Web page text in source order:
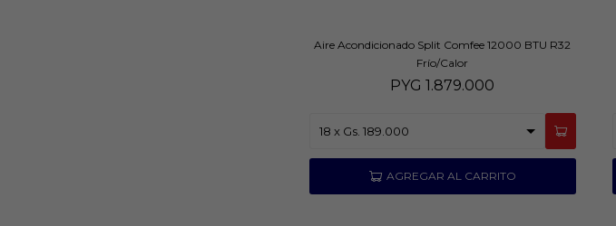
Aire Acondicionado Split Comfee 12000 BTU R32
Frío/Calor
PYG 1.879.000